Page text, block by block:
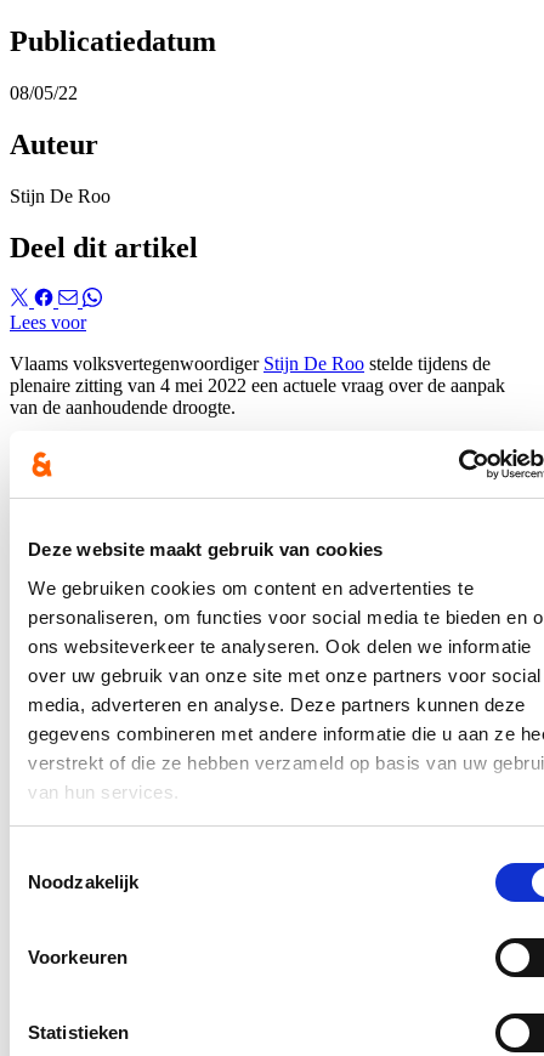
Deze website maakt gebruik van cookies
We gebruiken cookies om content en advertenties te
personaliseren, om functies voor social media te bieden en
ons websiteverkeer te analyseren. Ook delen we informatie
over uw gebruik van onze site met onze partners voor social
media, adverteren en analyse. Deze partners kunnen deze
gegevens combineren met andere informatie die u aan ze
verstrekt of die ze hebben verzameld op basis van uw
van hun services.
Noodzakelijk
Voorkeuren
Statistieken
Publicatiedatum
08/05/22
Auteur
Stijn De Roo
Deel dit artikel
Lees voor
Vlaams volksvertegenwoordiger Stijn De Roo stelde tijdens de
plenaire zitting van 4 mei 2022 een actuele vraag over de aanpak
van de aanhoudende droogte.
Hierover verscheen een bericht op
op zondag
8 mei. U kan het volledige verslag van de actuele vraag
hier
nalezen.
In de pers
Nieuwe speeltuin in Ter Durmenpark komt er nog
dit jaar
05/08/26
Speelzones in de buurt zijn belangrijke ontmoetingsplaatsen voor
kinderen, ouders en buurtbewoners. Ze dragen bij aan de
leefbaarheid van de wijk en bieden kinderen de mogelijkheid om
haverklap vastrijden, krijgt ‘halve knip’
kunnen rijden.